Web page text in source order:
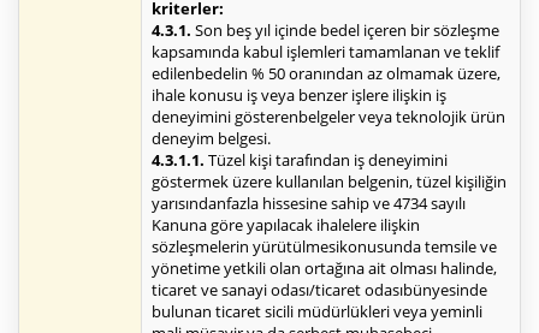
kriterler:
4.3.1. Son beş yıl içinde bedel içeren bir sözleşme
kapsamında kabul işlemleri tamamlanan ve teklif
edilenbedelin % 50 oranından az olmamak üzere,
ihale konusu iş veya benzer işlere ilişkin iş
deneyimini gösterenbelgeler veya teknolojik ürün
deneyim belgesi.
4.3.1.1. Tüzel kişi tarafından iş deneyimini
göstermek üzere kullanılan belgenin, tüzel kişiliğin
yarısındanfazla hissesine sahip ve 4734 sayılı
Kanuna göre yapılacak ihalelere ilişkin
sözleşmelerin yürütülmesikonusunda temsile ve
yönetime yetkili olan ortağına ait olması halinde,
ticaret ve sanayi odası/ticaret odasıbünyesinde
bulunan ticaret sicili müdürlükleri veya yeminli